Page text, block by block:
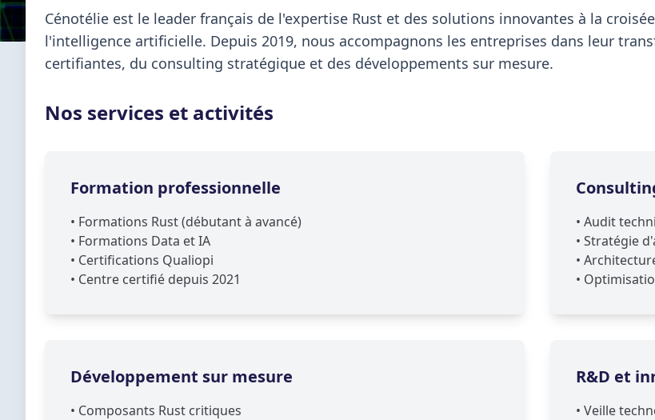
Cénotélie est le leader français de l'expertise Rust et des solutions innovantes à la
l'intelligence artificielle. Depuis 2019, nous accompagnons les entreprises dans leur
certifiantes, du consulting stratégique et des développements sur mesure.
Nos services et activités
Formation professionnelle
• Formations Rust (débutant à avancé)
• Formations Data et IA
• Certifications Qualiopi
• Centre certifié depuis 2021
• Audit
• Stratégie
•
•
Développement sur mesure
• Composants Rust critiques
R&D et
• Veille